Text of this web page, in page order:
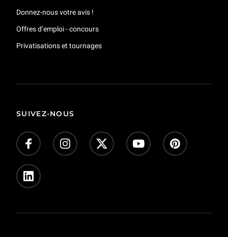
Donnez-nous votre avis !
Offres d’emploi - concours
Privatisations et tournages
SUIVEZ-NOUS